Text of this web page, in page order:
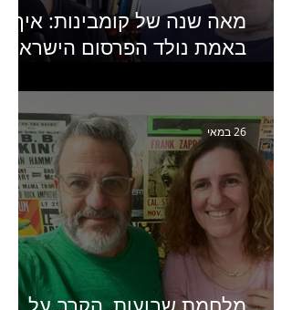
מאה שנה של קומבינות: איך
באמת נולד הפרסום
מחבר הספר "מסע פרסום:
פרקים בחיי הפרסום
26 במאי